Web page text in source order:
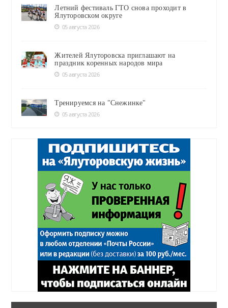
Летний фестиваль ГТО снова проходит в
Ялуторовском округе
05 августа 2026
Жителей Ялуторовска приглашают на
праздник коренных народов мира
05 августа 2026
Тренируемся на "Снежинке"
05 августа 2026